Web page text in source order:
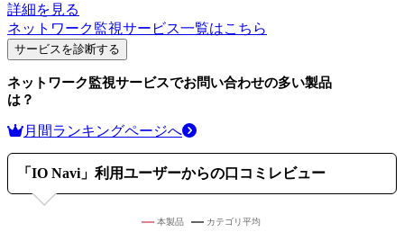
詳細を見る
ネットワーク監視サービス一覧はこちら
サービスを診断する
ネットワーク監視サービスでお問い合わせの多い製品
は？
月間ランキングページへ
「 IO Navi 」利用ユーザーからの口コミレビュー